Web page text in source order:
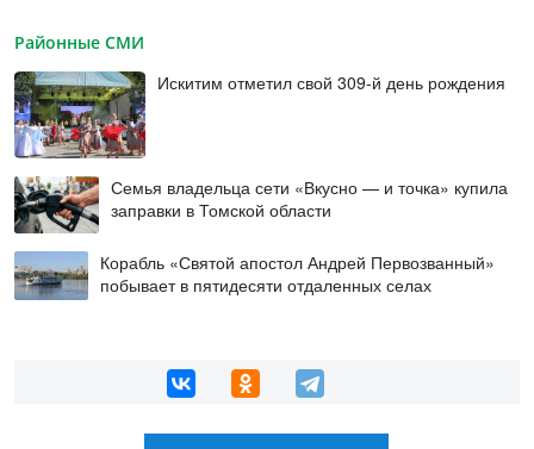
Районные СМИ
Искитим отметил свой 309-й день рождения
Семья владельца сети «Вкусно — и точка» купила
заправки в Томской области
Корабль «Святой апостол Андрей Первозванный»
побывает в пятидесяти отдаленных селах